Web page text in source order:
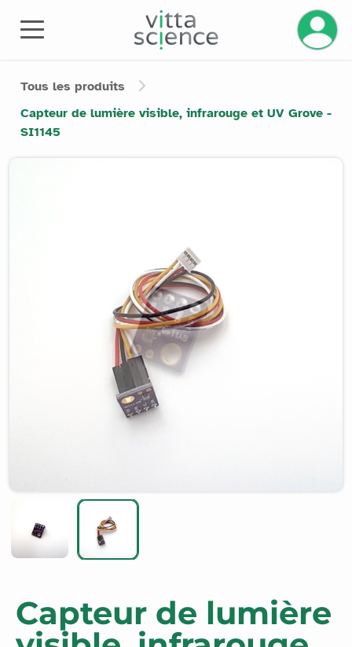
Gérez
Tous les produits
Capteur de lumière visible, infrarouge et UV Grove -
SI1145
Capteur de lumière